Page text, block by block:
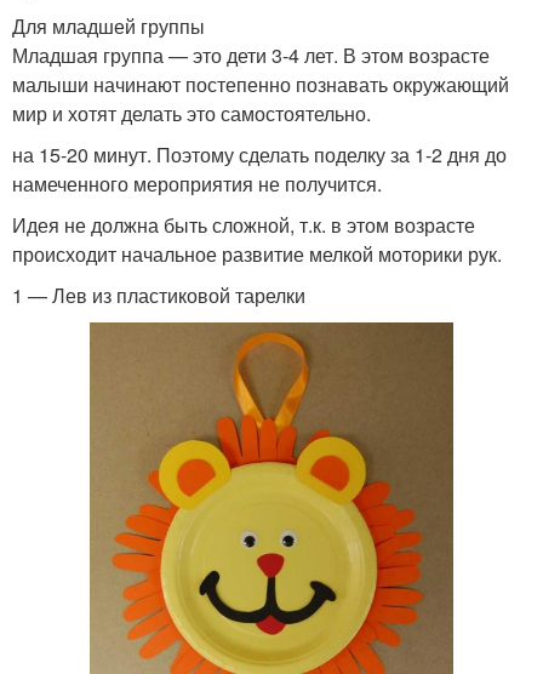
Для младшей группы
Младшая группа — это дети 3-4 лет. В этом возрасте
малыши начинают постепенно познавать окружающий
мир и хотят делать это самостоятельно.
на 15-20 минут. Поэтому сделать поделку за 1-2 дня до
намеченного мероприятия не получится.
Идея не должна быть сложной, т.к. в этом возрасте
происходит начальное развитие мелкой моторики рук.
1 — Лев из пластиковой тарелки